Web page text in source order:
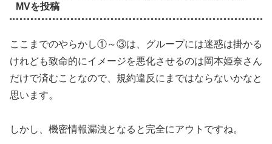
MVを投稿
ここまでのやらかし①～③は、グループには迷惑は掛かる
けれども致命的にイメージを悪化させるのは岡本姫奈さん
だけで済むことなので、規約違反にまではならないかなと
思います。
しかし、機密情報漏洩となると完全にアウトですね。